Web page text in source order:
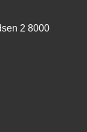
2 8000